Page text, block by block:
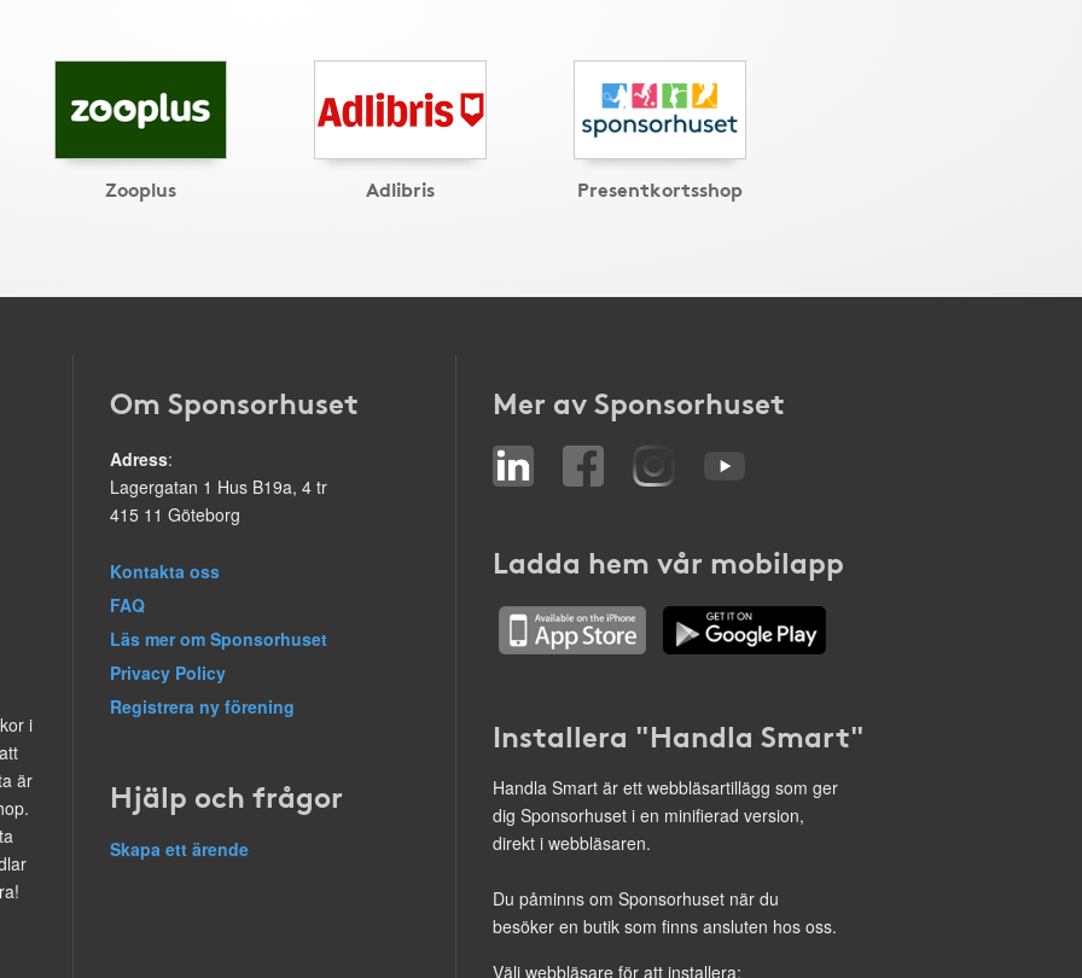
Zooplus Adlibris Presentkortsshop
i
är
Om Sponsorhuset
Adress:
Lagergatan 1 Hus B19a, 4 tr
415 11 Göteborg
Kontakta oss
FAQ
Läs mer om Sponsorhuset
Privacy Policy
Registrera ny förening
Hjälp och frågor
Skapa ett ärende
Mer av Sponsorhuset
Ladda hem vår mobilapp
Installera "Handla Smart"
Handla Smart är ett webbläsartillägg som ger
dig Sponsorhuset i en minifierad version,
direkt i webbläsaren.
Du påminns om Sponsorhuset när du
besöker en butik som finns ansluten hos oss.
Välj webbläsare för att installera: